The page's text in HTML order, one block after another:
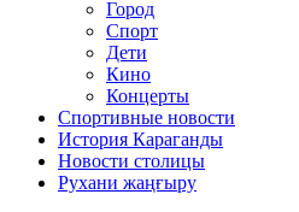
Город
Спорт
Дети
Кино
Концерты
Спортивные новости
История Караганды
Новости столицы
Рухани жаңғыру